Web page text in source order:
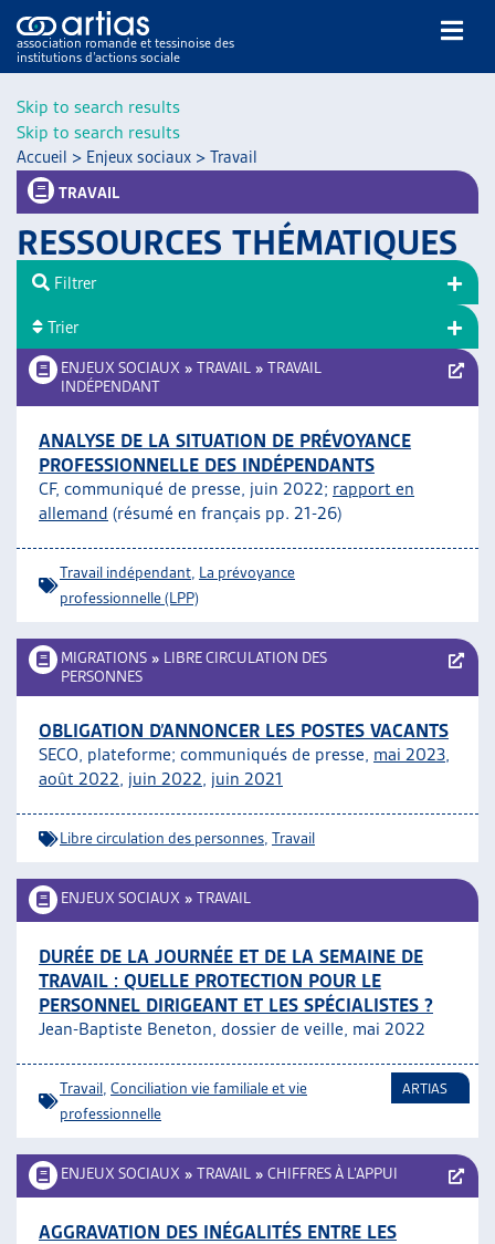
Skip to search results
Skip to search results
association romande et tessinoise des
institutions d’actions sociale
NOS PUBLICATIONS
DOSSIERS DU MOIS
VEILLE
RESSOURCES
GUIDE SOCIAL ROMAND
AUTRES
ARTIAS
PROJETS ET ACTIVITÉS
JOURNÉES D’AUTOMNE
Accueil > Enjeux sociaux > Travail
TRAVAIL
RESSOURCES THÉMATIQUES
ENJEUX SOCIAUX » TRAVAIL » TRAVAIL
INDÉPENDANT
ANALYSE DE LA SITUATION DE PRÉVOYANCE
PROFESSIONNELLE DES INDÉPENDANTS
CF, communiqué de presse, juin 2022; rapport en
allemand (résumé en français pp. 21-26)
Travail indépendant La prévoyance
professionnelle (LPP)
MIGRATIONS » LIBRE CIRCULATION DES
PERSONNES
OBLIGATION D’ANNONCER LES POSTES VACANTS
SECO, plateforme; communiqués de presse, mai 2023,
août 2022, juin 2022, juin 2021
Libre circulation des personnes Travail
ENJEUX SOCIAUX » TRAVAIL
DURÉE DE LA JOURNÉE ET DE LA SEMAINE DE
TRAVAIL : QUELLE PROTECTION POUR LE
PERSONNEL DIRIGEANT ET LES SPÉCIALISTES ?
Jean-Baptiste Beneton, dossier de veille, mai 2022
Travail Conciliation vie familiale et vie
professionnelle
ARTIAS
ENJEUX SOCIAUX » TRAVAIL » CHIFFRES À L’APPUI
AGGRAVATION DES INÉGALITÉS ENTRE LES
Filtrer
Trier